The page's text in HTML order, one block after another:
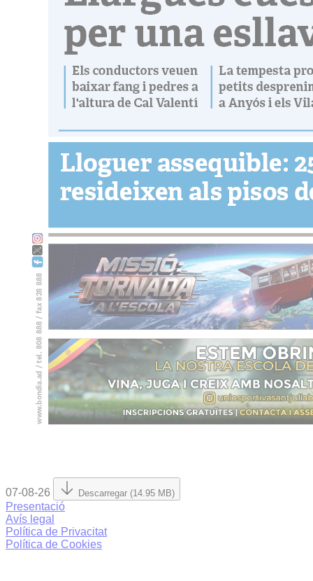
07-08-26 Descarregar (14.95 MB)
Presentació
Avís legal
Política de Privacitat
Política de Cookies